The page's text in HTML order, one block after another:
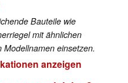
Bauteile wie
mit ähnlichen
einsetzen.
anzeigen